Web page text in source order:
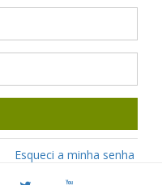
Esqueci a minha senha